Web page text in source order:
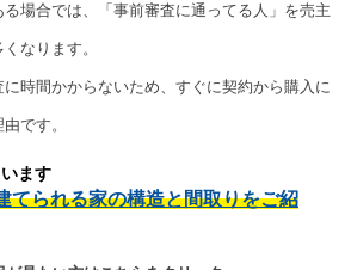
場合では、「事前審査に通ってる人」を売主
なります。
時間かからないため、すぐに契約から購入に
です。
ます
てられる家の構造と間取りをご紹